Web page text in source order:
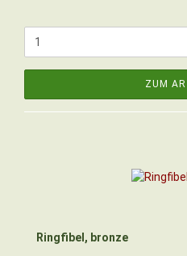
ZUM
Ringfibel, bronze